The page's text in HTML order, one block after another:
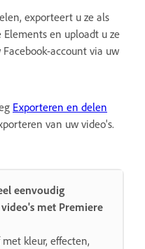
exporteert u ze als
en uploadt u ze
account via uw
Exporteren en delen
van uw video's.
eenvoudig
met Premiere
kleur, effecten,